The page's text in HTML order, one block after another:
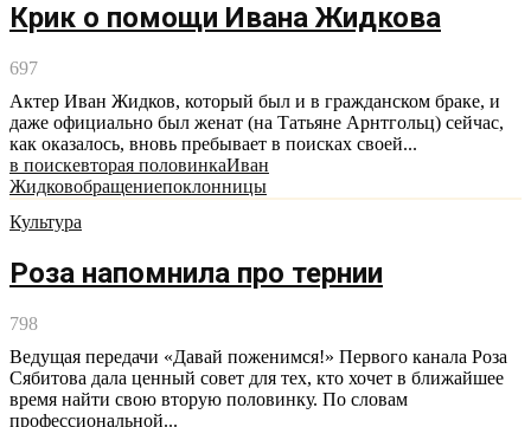
Крик о помощи Ивана Жидкова
697
Актер Иван Жидков, который был и в гражданском браке, и
даже официально был женат (на Татьяне Арнтгольц) сейчас,
как оказалось, вновь пребывает в поисках своей...
в поискевторая половинкаИван
Жидковобращениепоклонницы
Культура
Роза напомнила про тернии
798
Ведущая передачи «Давай поженимся!» Первого канала Роза
Сябитова дала ценный совет для тех, кто хочет в ближайшее
время найти свою вторую половинку. По словам
профессиональной...